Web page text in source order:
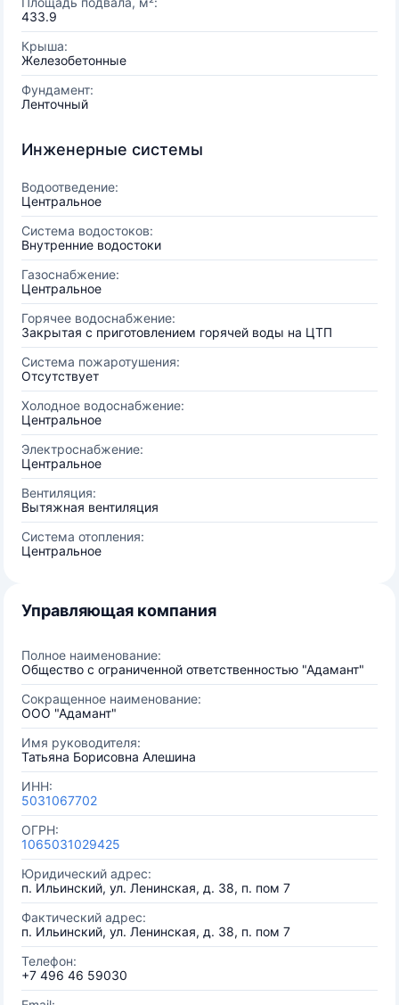
433.9
Крыша:
Железобетонные
Фундамент:
Ленточный
Инженерные системы
Водоотведение:
Центральное
Система водостоков:
Внутренние водостоки
Газоснабжение:
Центральное
Горячее водоснабжение:
Закрытая с приготовлением горячей воды на ЦТП
Система пожаротушения:
Отсутствует
Холодное водоснабжение:
Центральное
Электроснабжение:
Центральное
Вентиляция:
Вытяжная вентиляция
Система отопления:
Центральное
Управляющая компания
Полное наименование:
Общество с ограниченной ответственностью "Адамант"
Сокращенное наименование:
ООО "Адамант"
Имя руководителя:
Татьяна Борисовна Алешина
ИНН:
5031067702
ОГРН:
1065031029425
Юридический адрес:
п. Ильинский, ул. Ленинская, д. 38, п. пом 7
Фактический адрес:
п. Ильинский, ул. Ленинская, д. 38, п. пом 7
Телефон:
+7 496 46 59030